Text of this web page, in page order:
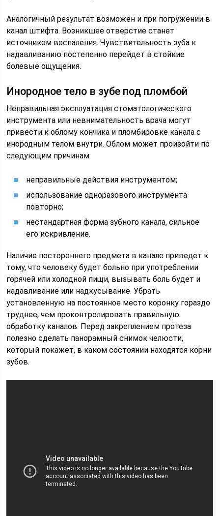
Аналогичный результат возможен и при погружении в
канал штифта. Возникшее отверстие станет
источником воспаления. Чувствительность зуба к
надавливанию постепенно перейдет в стойкие
болевые ощущения.
Инородное тело в зубе под пломбой
Неправильная эксплуатация стоматологического
инструмента или невнимательность врача могут
привести к облому кончика и пломбировке канала с
инородным телом внутри. Облом может произойти по
следующим причинам:
неправильные действия инструментом;
использование одноразового инструмента
повторно;
нестандартная форма зубного канала, сильное
его искривление.
Наличие постороннего предмета в канале приведет к
тому, что человеку будет больно при употреблении
горячей или холодной пищи, вызывать боль будет и
надавливание или надкусывание. Убрать
установленную на постоянное место коронку гораздо
труднее, чем проконтролировать правильную
обработку каналов. Перед закреплением протеза
полезно сделать панорамный снимок челюсти,
который покажет, в каком состоянии находятся корни
зубов.